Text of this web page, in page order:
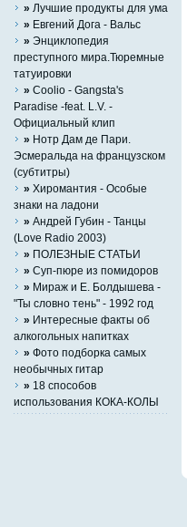
» Лучшие продукты для ума
» Евгений Дога - Вальс
» Энциклопедия
преступного мира.Тюремные
татуировки
» Coolio - Gangsta's
Paradise -feat. L.V. -
Официальный клип
» Нотр Дам де Пари.
Эсмеральда на французском
(субтитры)
» Хиромантия - Особые
знаки на ладони
» Андрей Губин - Танцы
(Love Radio 2003)
» ПОЛЕЗНЫЕ СТАТЬИ
» Суп-пюре из помидоров
» Мираж и Е. Болдышева -
"Ты словно тень" - 1992 год
» Интересные факты об
алкогольных напитках
» Фото подборка самых
необычных гитар
» 18 способов
использования КОКА-КОЛЫ